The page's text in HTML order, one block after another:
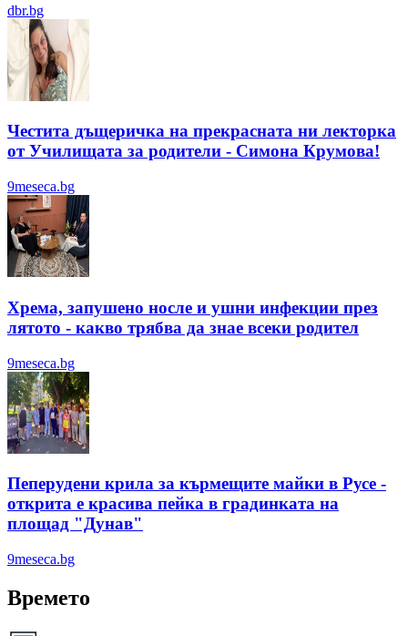
dbr.bg
Честита дъщеричка на прекрасната ни лекторка
от Училищата за родители - Симона Крумова!
9meseca.bg
Хрема, запушено носле и ушни инфекции през
лятотo - какво трябва да знае всеки родител
9meseca.bg
Пеперудени крила за кърмещите майки в Русе -
открита е красива пейка в градинката на
площад "Дунав"
9meseca.bg
Времето